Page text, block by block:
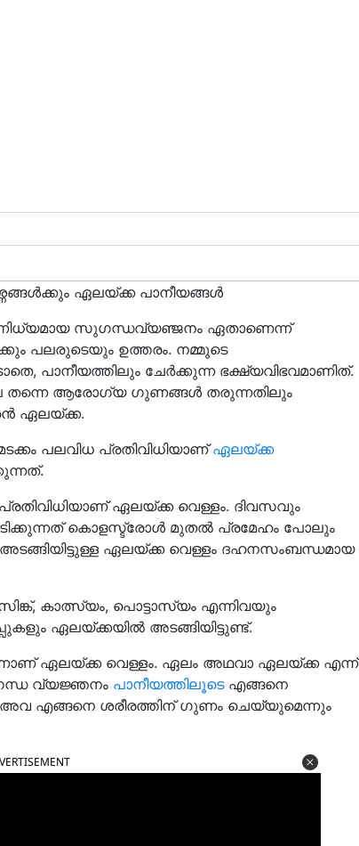
ഏലയ്ക്ക പാനീയങ്ങൾ
സുഗന്ധവ്യഞ്ജനം ഏതാണെന്ന്
പലരുടെയും ഉത്തരം. നമ്മുടെ
പാനീയത്തിലും ചേർക്കുന്ന ഭക്ഷ്യവിഭവമാണിത്.
തന്നെ ആരോഗ്യ ഗുണങ്ങൾ തരുന്നതിലും
ഏലയ്ക്ക.
പലവിധ പ്രതിവിധിയാണ്ഏലയ്ക്ക
ഏലയ്ക്ക വെള്ളം. ദിവസവും
കൊളസ്ട്രോൾ മുതൽ പ്രമേഹം പോലും
ഏലയ്ക്ക വെള്ളം ദഹനസംബന്ധമായ
സിങ്ക്, കാത്സ്യം, പൊട്ടാസ്യം എന്നിവയും
ഏലയ്ക്കയിൽ അടങ്ങിയിട്ടുണ്ട്.
ഏലയ്ക്ക വെള്ളം. ഏലം അഥവാ ഏലയ്ക്ക എന്ന്
വ്യജ്ഞനം പാനീയത്തിലൂടെഎങ്ങനെ
എങ്ങനെ ശരീരത്തിന് ഗുണം ചെയ്യുമെന്നും